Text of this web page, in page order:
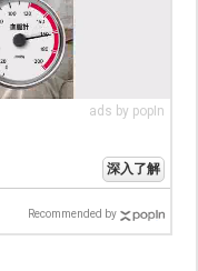
ads by popIn
深入了解
Recommended by